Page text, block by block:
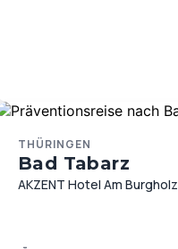
THÜRINGEN
Bad Tabarz
AKZENT Hotel Am Burgholz